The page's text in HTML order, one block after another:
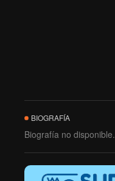
BIOGRAFÍA
Biografía no disponible.